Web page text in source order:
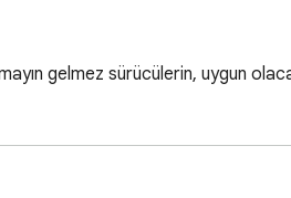
gelmez sürücülerin, uygun